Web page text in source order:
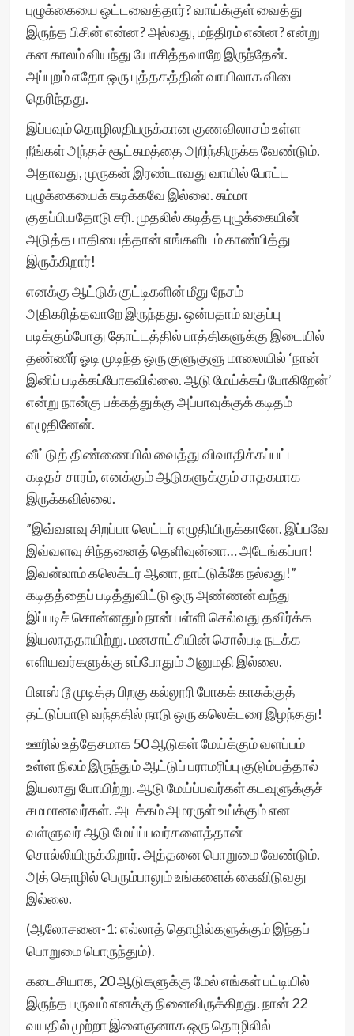
புழுக்கையை ஒட்டவைத்தார்? வாய்க்குள் வைத்து
இருந்த பிசின் என்ன? அல்லது, மந்திரம் என்ன? என்று
கன காலம் வியந்து யோசித்தவாறே இருந்தேன்.
அப்புறம் எதோ ஒரு புத்தகத்தின் வாயிலாக விடை
தெரிந்தது.
இப்பவும் தொழிலதிபருக்கான குணவிலாசம் உள்ள
நீங்கள் அந்தச் சூட்சுமத்தை அறிந்திருக்க வேண்டும்.
அதாவது, முருகன் இரண்டாவது வாயில் போட்ட
புழுக்கையைக் கடிக்கவே இல்லை. சும்மா
குதப்பியதோடு சரி. முதலில் கடித்த புழுக்கையின்
அடுத்த பாதியைத்தான் எங்களிடம் காண்பித்து
இருக்கிறார்!
எனக்கு ஆட்டுக் குட்டிகளின் மீது நேசம்
அதிகரித்தவாறே இருந்தது. ஒன்பதாம் வகுப்பு
படிக்கும்போது தோட்டத்தில் பாத்திகளுக்கு இடையில்
தண்ணீர் ஓடி முடிந்த ஒரு குளுகுளு மாலையில் ‘நான்
இனிப் படிக்கப்போகவில்லை. ஆடு மேய்க்கப் போகிறேன்’
என்று நான்கு பக்கத்துக்கு அப்பாவுக்குக் கடிதம்
எழுதினேன்.
வீட்டுத் திண்ணையில் வைத்து விவாதிக்கப்பட்ட
கடிதச் சாரம், எனக்கும் ஆடுகளுக்கும் சாதகமாக
இருக்கவில்லை.
”இவ்வளவு சிறப்பா லெட்டர் எழுதியிருக்கானே. இப்பவே
இவ்வளவு சிந்தனைத் தெளிவுன்னா… அடேங்கப்பா!
இவன்லாம் கலெக்டர் ஆனா, நாட்டுக்கே நல்லது!”
கடிதத்தைப் படித்துவிட்டு ஒரு அண்ணன் வந்து
இப்படிச் சொன்னதும் நான் பள்ளி செல்வது தவிர்க்க
இயலாததாயிற்று. மனசாட்சியின் சொல்படி நடக்க
எளியவர்களுக்கு எப்போதும் அனுமதி இல்லை.
பிளஸ் டூ முடித்த பிறகு கல்லூரி போகக் காசுக்குத்
தட்டுப்பாடு வந்ததில் நாடு ஒரு கலெக்டரை இழந்தது!
ஊரில் உத்தேசமாக 50 ஆடுகள் மேய்க்கும் வளப்பம்
உள்ள நிலம் இருந்தும் ஆட்டுப் பராமரிப்பு குடும்பத்தால்
இயலாது போயிற்று. ஆடு மேய்ப்பவர்கள் கடவுளுக்குச்
சமமானவர்கள். அடக்கம் அமரருள் உய்க்கும் என
வள்ளுவர் ஆடு மேய்ப்பவர்களைத்தான்
சொல்லியிருக்கிறார். அத்தனை பொறுமை வேண்டும்.
அத் தொழில் பெரும்பாலும் உங்களைக் கைவிடுவது
இல்லை.
(ஆலோசனை-1: எல்லாத் தொழில்களுக்கும் இந்தப்
பொறுமை பொருந்தும்).
கடைசியாக, 20 ஆடுகளுக்கு மேல் எங்கள் பட்டியில்
இருந்த பருவம் எனக்கு நினைவிருக்கிறது. நான் 22
வயதில் முற்றா இளைஞனாக ஒரு தொழிலில்